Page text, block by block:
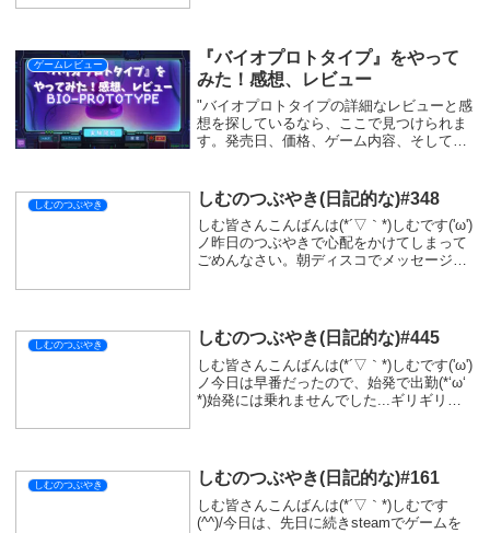
て...
ゲームレビュー
『バイオプロトタイプ』をやって
みた！感想、レビュー
"バイオプロトタイプの詳細なレビューと感
想を探しているなら、ここで見つけられま
す。発売日、価格、ゲーム内容、そして独
しむのつぶやき しむのつぶやき(日記的な)#348
しむ皆さんこんばんは(*´▽｀*)しむです('ω')
ノ昨日のつぶやきで心配をかけてしまって
ごめんなさい。朝ディスコでメッセージ貰
しむのつぶやき しむのつぶやき(日記的な)#445
しむ皆さんこんばんは(*´▽｀*)しむです('ω')
ノ今日は早番だったので、始発で出勤(*‘ω‘
*)始発には乗れませんでした...ギリギリ遅
しむのつぶやき しむのつぶやき(日記的な)#161
しむ皆さんこんばんは(*´▽｀*)しむです
(^^)/今日は、先日に続きsteamでゲームを